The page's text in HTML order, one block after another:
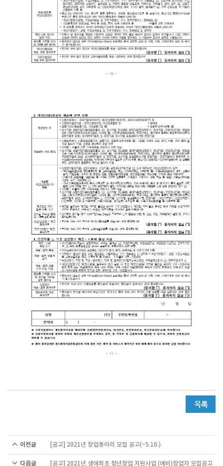
이전글 [공고] 2021년 창업동아리 모집 공고(~5.10.)
다음글 [공고] 2021년 생애최초 청년창업 지원사업 (예비)창업자 모집공고